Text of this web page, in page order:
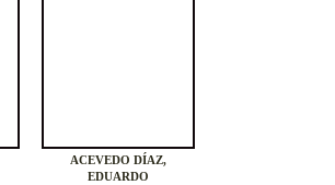
ACEVEDO DÍAZ,
EDUARDO